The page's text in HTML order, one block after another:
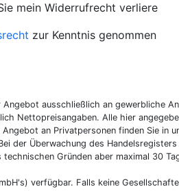
mein Widerrufrecht verliere
zur Kenntnis genommen
ausschließlich an gewerbliche
Nettopreisangaben. Alle hier
an Privatpersonen finden Sie in
der Überwachung des
Gründen aber maximal 30
verfügbar. Falls keine